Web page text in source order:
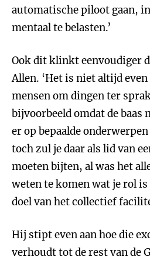
automatische piloot gaan,
mentaal te belasten.’
Ook dit klinkt eenvoudiger
Allen. ‘Het is niet altijd
mensen om dingen ter
bijvoorbeeld omdat de
er op bepaalde
toch zul je daar als lid van
moeten bijten, al was het
weten te komen wat je rol is
doel van het collectief
Hij stipt even aan hoe die
verhoudt tot de rest van de